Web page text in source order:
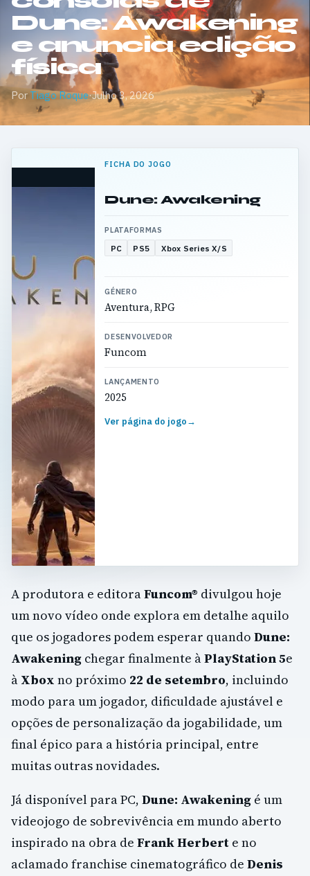
Dune: Awakening
e anuncia edição
física
Por Tiago Roque·Julho 3, 2026
FICHA DO JOGO
Dune: Awakening
PLATAFORMAS
PC PS5 Xbox Series X/S
GÉNERO
Aventura, RPG
DESENVOLVEDOR
Funcom
LANÇAMENTO
2025
Ver página do jogo→
A produtora e editoraFuncom® divulgou hoje
um novo vídeo onde explora em detalhe aquilo
que os jogadores podem esperar quando Dune:
Awakening chegar finalmente àPlayStation 5e
à Xbox no próximo 22 de setembro, incluindo
modo para um jogador, dificuldade ajustável e
opções de personalização da jogabilidade, um
final épico para a história principal, entre
muitas outras novidades.
Já disponível para PC, Dune: Awakening é um
videojogo de sobrevivência em mundo aberto
inspirado na obra de Frank Herbert e no
aclamado franchise cinematográfico de Denis